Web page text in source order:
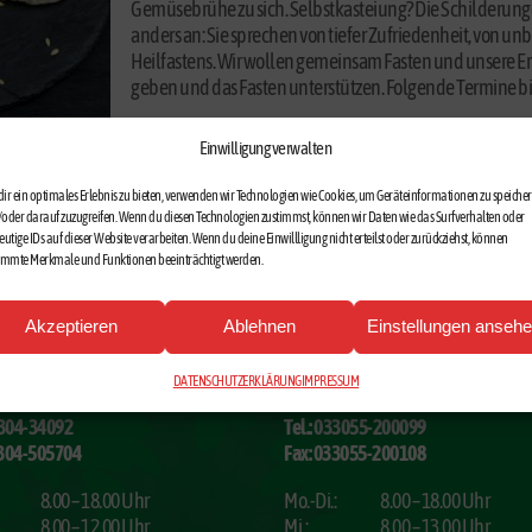
Einwilligung verwalten
ein optimales Erlebnis zu bieten, verwenden wir Technologien wie Cookies, um Geräteinformationen zu
darauf zuzugreifen. Wenn du diesen Technologien zustimmst, können wir Daten wie das Surfverhalten oder
IDs auf dieser Website verarbeiten. Wenn du deine Einwillligung nicht erteilst oder zurückziehst, können
Merkmale und Funktionen beeinträchtigt werden.
Akzeptieren Ablehnen Einstellungen
DATENSCHUTZERKLÄRUNGIMPRESSUM
Gemüsebrühe zu sich. Selbstkasteiung? Die
anders an: Sie sprechen von tiefer Zufriedenheit, von
Heilfastens. Wir wollen gemeinsam Fasten und unsere
geben und das Fasten unterstützen. Folgende Termine
VELTEN
34092
505704
8.00 – 18.00 Uhr
8.00 – 12.00 Uhr
Tel.:033055-200099
Fax: 033055-200108
Mo.-Di.:
8.00 – 18.00 Uhr
Mi.:
8.00 – 13.00 Uhr